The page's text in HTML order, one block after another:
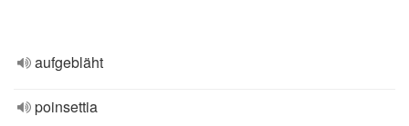
aufgebläht
poinsettia